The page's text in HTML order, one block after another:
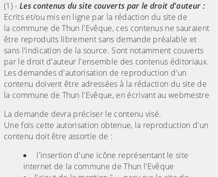
(1) - Les contenus du site couverts par le droit d'auteur :
Ecrits et/ou mis en ligne par la rédaction du site de
la commune de Thun l'Evêque, ces contenus ne sauraient
être reproduits librement sans demande préalable et
sans l'indication de la source. Sont notamment couverts
par le droit d'auteur l'ensemble des contenus éditoriaux.
Les demandes d'autorisation de reproduction d'un
contenu doivent être adressées à la rédaction du site de
la commune de Thun l'Evêque, en écrivant au webmestre
La demande devra préciser le contenu visé.
Une fois cette autorisation obtenue, la reproduction d'un
contenu doit être assortie de :
l'insertion d'une icône représentant le site
internet de la commune de Thun l'Evêque